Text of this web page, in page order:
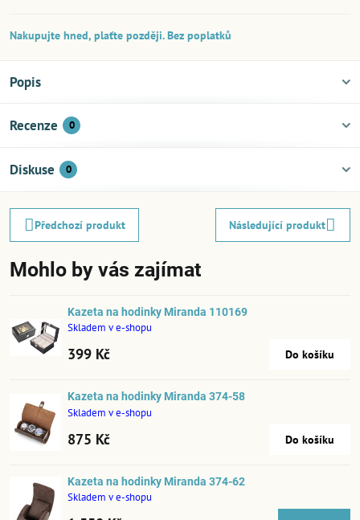
Nakupujte hned, plaťte později. Bez poplatků
Popis
Recenze 0
Diskuse 0
Předchozí produkt Následující produkt
Mohlo by vás zajímat
Kazeta na hodinky Miranda 110169
Skladem v e-shopu
399 Kč Do košíku
Kazeta na hodinky Miranda 374-58
Skladem v e-shopu
875 Kč Do košíku
Kazeta na hodinky Miranda 374-62
Skladem v e-shopu